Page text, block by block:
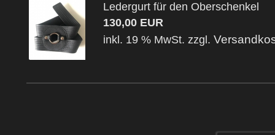
Ledergurt für den Oberschenkel
130,00 EUR
inkl. 19 % MwSt. zzgl.